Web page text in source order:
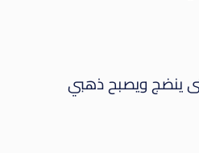
ينضج ويصبح ذهبي